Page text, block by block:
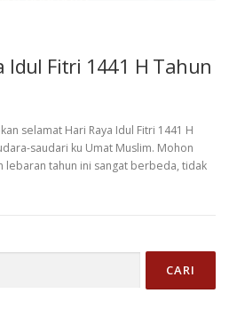
Idul Fitri 1441 H Tahun
selamat Hari Raya Idul Fitri 1441 H
saudari ku Umat Muslim. Mohon
lebaran tahun ini sangat berbeda, tidak